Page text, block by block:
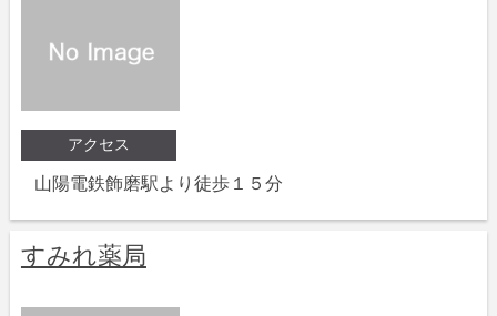
アクセス
山陽電鉄飾磨駅より徒歩１５分
すみれ薬局